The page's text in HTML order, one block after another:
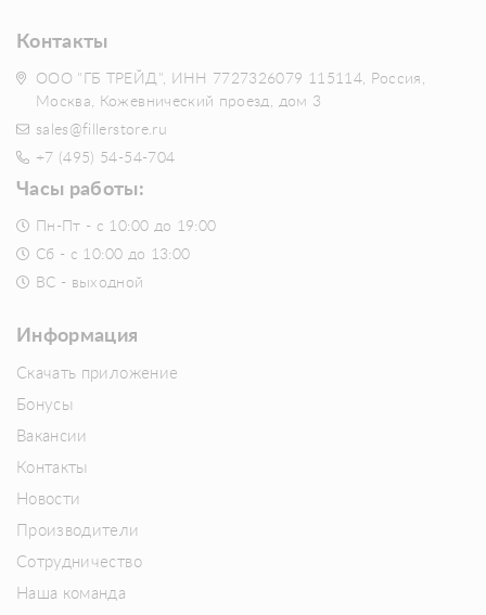
Контакты
ООО "ГБ ТРЕЙД", ИНН 7727326079 115114, Россия,
Москва, Кожевнический проезд, дом 3
sales@fillerstore.ru
+7 (495) 54-54-704
Часы работы:
Пн-Пт - с 10:00 до 19:00
Сб - с 10:00 до 13:00
ВС - выходной
Информация
Скачать приложение
Бонусы
Вакансии
Контакты
Новости
Производители
Сотрудничество
Наша команда